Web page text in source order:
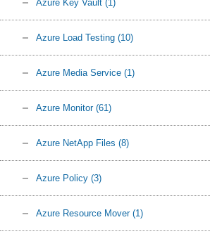
Azure Key Vault (1)
Azure Load Testing (10)
Azure Media Service (1)
Azure Monitor (61)
Azure NetApp Files (8)
Azure Policy (3)
Azure Resource Mover (1)